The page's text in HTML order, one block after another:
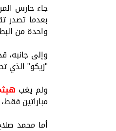
جاء حارس
بعدما تصدر
واحدة من
وإلى جانبه،
"زيكو" الذي
ولم يغب
مباراتين
أما محمد